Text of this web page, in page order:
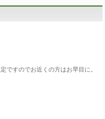
ですのでお近くの方はお早目に。